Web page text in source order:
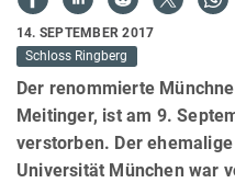
14. SEPTEMBER 2017
Schloss Ringberg
Der renommierte
Meitinger, ist am 9.
verstorben. Der
Universität München war